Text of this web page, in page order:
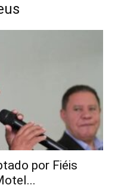
por Fiéis